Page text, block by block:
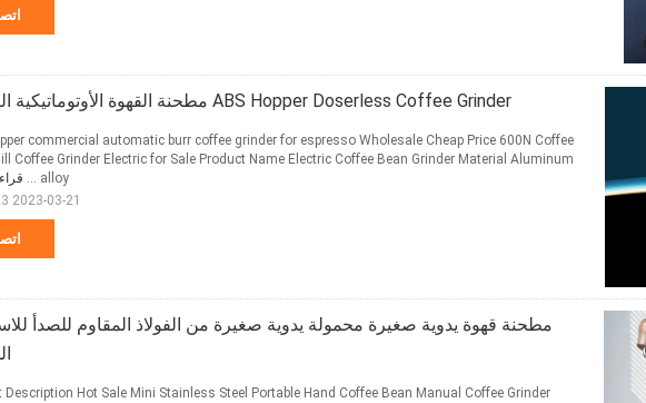
ABS Hopper Doserless Coffee Grinder مطحنة القهوة الأوتوماتيكية التجارية
commercial automatic burr coffee grinder for espresso Wholesale Cheap Price 600N Coffee
Coffee Grinder Electric for Sale Product Name Electric Coffee Bean Grinder Material Aluminum
alloy ...
2023-03-21 13:00:23
مطحنة قهوة يدوية صغيرة محمولة يدوية صغيرة من الفولاذ المقاوم للصدأ
Description Hot Sale Mini Stainless Steel Portable Hand Coffee Bean Manual Coffee Grinder